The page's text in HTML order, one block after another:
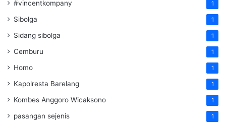
#vincentkompany 1
Sibolga 1
Sidang sibolga 1
Cemburu 1
Homo 1
Kapolresta Barelang 1
Kombes Anggoro Wicaksono 1
pasangan sejenis 1